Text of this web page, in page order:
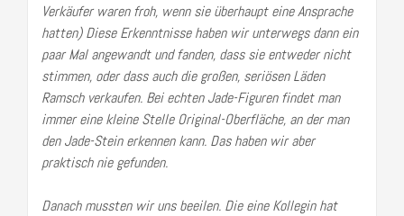
Verkäufer waren froh, wenn sie überhaupt eine Ansprache
hatten) Diese Erkenntnisse haben wir unterwegs dann ein
paar Mal angewandt und fanden, dass sie entweder nicht
stimmen, oder dass auch die großen, seriösen Läden
Ramsch verkaufen. Bei echten Jade-Figuren findet man
immer eine kleine Stelle Original-Oberfläche, an der man
den Jade-Stein erkennen kann. Das haben wir aber
praktisch nie gefunden.
Danach mussten wir uns beeilen. Die eine Kollegin hat